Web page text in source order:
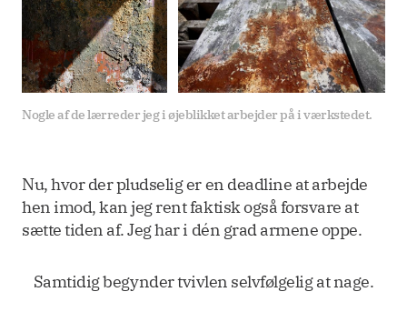
Nogle af de lærreder jeg i øjeblikket arbejder på i værkstedet.
Nu, hvor der pludselig er en deadline at arbejde
hen imod, kan jeg rent faktisk også forsvare at
sætte tiden af. Jeg har i dén grad armene oppe.
Samtidig begynder tvivlen selvfølgelig at nage.